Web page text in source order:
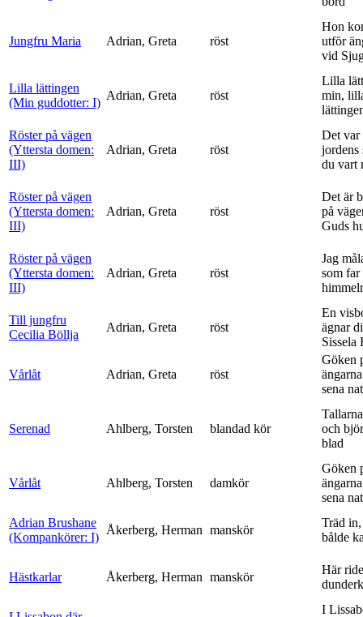
Jungfru Maria Adrian, Greta röst
Hon
utför
vid
Lilla lättingen
(Min guddotter: I)
Adrian, Greta röst
Lilla
min,
Röster på vägen
(Yttersta domen:
III)
Adrian, Greta röst
Det var
jordens
du vart
Röster på vägen
(Yttersta domen:
III)
Adrian, Greta röst
Det är
på
Guds
Röster på vägen
(Yttersta domen:
III)
Adrian, Greta röst
Jag
som
Till jungfru
Cecilia Böllja
Adrian, Greta röst
En
ägnar
Sissela
Vårlåt Adrian, Greta röst
Göken
sena
Serenad Ahlberg, Torsten blandad kör
och
blad
Vårlåt Ahlberg, Torsten damkör
Göken
sena
Adrian Brushane
(Kompankörer: I)
Åkerberg, Herman manskör
Träd
bålde
Hästkarlar Åkerberg, Herman manskör
Här
I